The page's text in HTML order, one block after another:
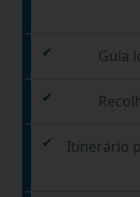
Guia
Itinerário